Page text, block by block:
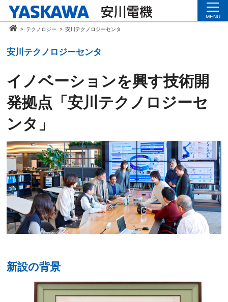
MENU
> テクノロジー > 安川テクノロジーセンタ
安川テクノロジーセンタ
イノベーションを興す技術開
発拠点「安川テクノロジーセ
ンタ」
新設の背景